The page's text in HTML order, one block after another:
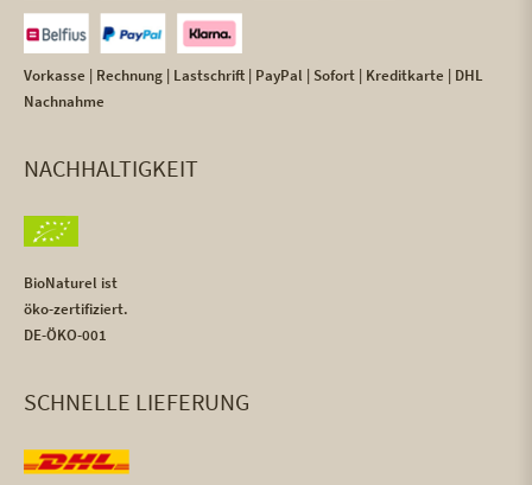
Vorkasse | Rechnung | Lastschrift | PayPal | Sofort | Kreditkarte | DHL
Nachnahme
NACHHALTIGKEIT
BioNaturel ist
öko-zertifiziert.
DE-ÖKO-001
SCHNELLE LIEFERUNG